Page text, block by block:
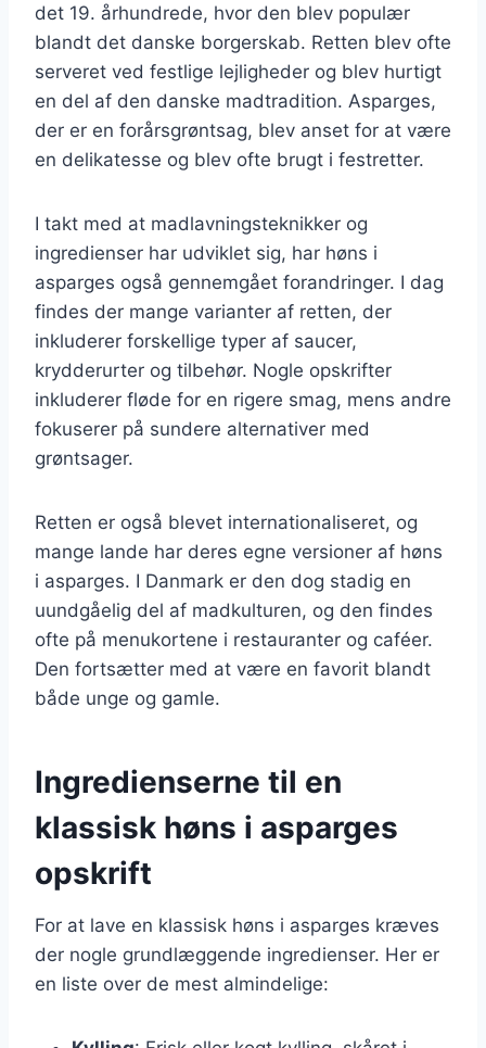
det 19. århundrede, hvor den blev populær
blandt det danske borgerskab. Retten blev ofte
serveret ved festlige lejligheder og blev hurtigt
en del af den danske madtradition. Asparges,
der er en forårsgrøntsag, blev anset for at være
en delikatesse og blev ofte brugt i festretter.
I takt med at madlavningsteknikker og
ingredienser har udviklet sig, har høns i
asparges også gennemgået forandringer. I dag
findes der mange varianter af retten, der
inkluderer forskellige typer af saucer,
krydderurter og tilbehør. Nogle opskrifter
inkluderer fløde for en rigere smag, mens andre
fokuserer på sundere alternativer med
grøntsager.
Retten er også blevet internationaliseret, og
mange lande har deres egne versioner af høns
i asparges. I Danmark er den dog stadig en
uundgåelig del af madkulturen, og den findes
ofte på menukortene i restauranter og caféer.
Den fortsætter med at være en favorit blandt
både unge og gamle.
Ingredienserne til en
klassisk høns i asparges
opskrift
For at lave en klassisk høns i asparges kræves
der nogle grundlæggende ingredienser. Her er
en liste over de mest almindelige: